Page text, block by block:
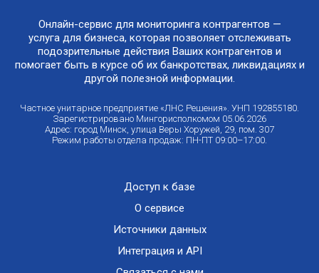
Онлайн-сервис для мониторинга контрагентов —
услуга для бизнеса, которая позволяет отслеживать
подозрительные действия Ваших контрагентов и
помогает быть в курсе об их банкротствах, ликвидациях и
другой полезной информации.
Частное унитарное предприятие «ЛНС Решения». УНП 192855180.
Зарегистрировано Мингорисполкомом 05.06.2026
Адрес: город Минск, улица Веры Хоружей, 29, пом. 307
Режим работы отдела продаж: ПН-ПТ 09:00–17:00.
Доступ к базе
О сервисе
Источники данных
Интеграция и API